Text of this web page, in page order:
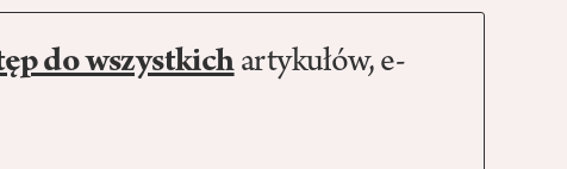
do wszystkichartykułów, e-